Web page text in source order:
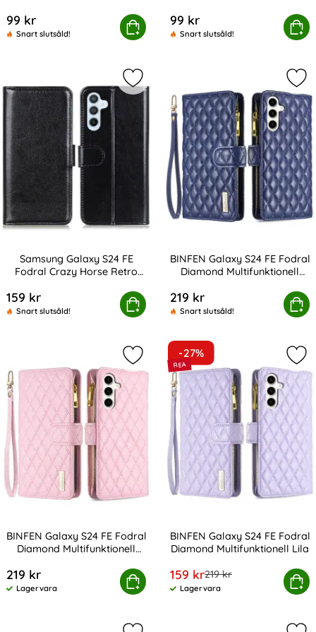
99 kr
Snart slutsåld!
Köp
Galaxy S24 FE Skal Med Ringhållare Silver
99 kr
Snart slutsåld!
Köp
Samsung Galaxy S24 FE Skal
Samsung Galaxy S24 FE
Fodral Crazy Horse Retro
159 kr
Snart slutsåld!
Köp
Galaxy S24 FE Fodral Crazy Horse Retro Svart
Markera samsung Galaxy S24 FE
BINFEN Galaxy S24 FE Fodral
Diamond Multifunktionell
219 kr
Snart slutsåld!
Köp
BINFEN Galaxy S24 FE Fodral
BINFEN Galaxy S24 FE Fodral
Diamond Multifunktionell
219 kr
Tillgänglighet:
Lagervara
Köp
Galaxy S24 FE Fodral Diamond Multifunktionell Rosa
Markera bINFEN Galaxy S24 FE
-27%
BINFEN Galaxy S24 FE Fodral
Diamond Multifunktionell Lila
rea pris
159 krtidigare pris
219 kr
Tillgänglighet:
Lagervara
Köp
BINFEN Galaxy S24 FE Fodral